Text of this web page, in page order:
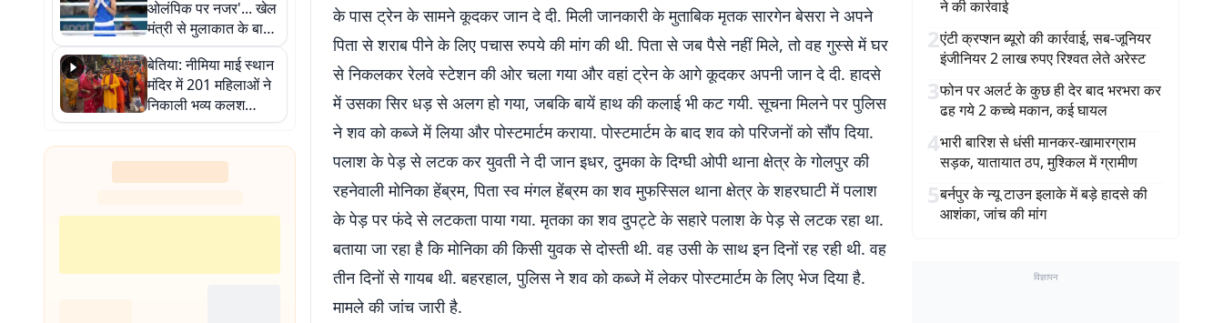
ओलंपिक पर नजर'... खेल
मंत्री से मुलाकात के बाद
जैसमीन लंबोरिया का बड़ा
बयान
बेतिया: नीमिया माई स्थान
मंदिर में 201 महिलाओं ने
निकाली भव्य कलश
शोभायात्रा, शिवलिंग
प्राण-प्रतिष्ठा महोत्सव
शुरू
के पास ट्रेन के सामने कूदकर जान दे दी. मिली जानकारी के मुताबिक मृतक सारगेन बेसरा ने अपने
पिता से शराब पीने के लिए पचास रुपये की मांग की थी. पिता से जब पैसे नहीं मिले, तो वह गुस्से में घर
से निकलकर रेलवे स्टेशन की ओर चला गया और वहां ट्रेन के आगे कूदकर अपनी जान दे दी. हादसे
में उसका सिर धड़ से अलग हो गया, जबकि बायें हाथ की कलाई भी कट गयी. सूचना मिलने पर पुलिस
ने शव को कब्जे में लिया और पोस्टमार्टम कराया. पोस्टमार्टम के बाद शव को परिजनों को सौंप दिया.
पलाश के पेड़ से लटक कर युवती ने दी जान इधर, दुमका के दिग्घी ओपी थाना क्षेत्र के गोलपुर की
रहनेवाली मोनिका हेंब्रम, पिता स्व मंगल हेंब्रम का शव मुफस्सिल थाना क्षेत्र के शहरघाटी में पलाश
के पेड़ पर फंदे से लटकता पाया गया. मृतका का शव दुपट्टे के सहारे पलाश के पेड़ से लटक रहा था.
बताया जा रहा है कि मोनिका की किसी युवक से दोस्ती थी. वह उसी के साथ इन दिनों रह रही थी. वह
तीन दिनों से गायब थी. बहरहाल, पुलिस ने शव को कब्जे में लेकर पोस्टमार्टम के लिए भेज दिया है.
मामले की जांच जारी है.
ने की कार्रवाई
2एंटी क्रप्शन ब्यूरो की कार्रवाई, सब-जूनियर
इंजीनियर 2 लाख रुपए रिश्वत लेते अरेस्ट
3फोन पर अलर्ट के कुछ ही देर बाद भरभरा कर
ढह गये 2 कच्चे मकान, कई घायल
4भारी बारिश से धंसी मानकर-खामारग्राम
सड़क, यातायात ठप, मुश्किल में ग्रामीण
5बर्नपुर के न्यू टाउन इलाके में बड़े हादसे की
आशंका, जांच की मांग
विज्ञापन